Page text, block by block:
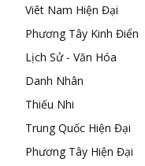
Viêt Nam Hiện Đại
Phương Tây Kinh Điển
Lịch Sử - Văn Hóa
Danh Nhân
Thiếu Nhi
Trung Quốc Hiện Đại
Phương Tây Hiện Đại